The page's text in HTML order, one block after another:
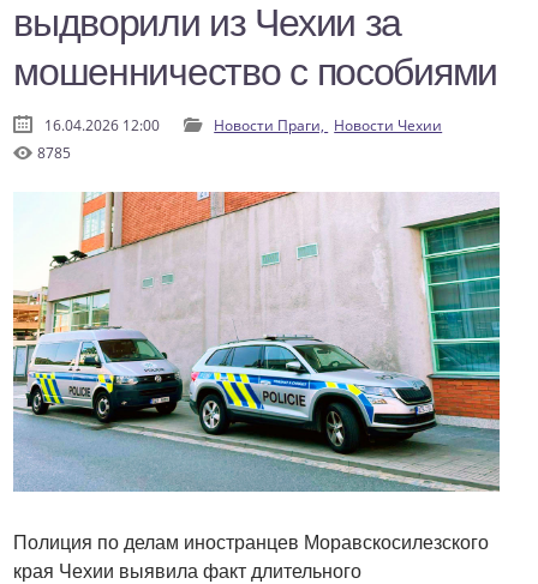
выдворили из Чехии за
мошенничество с пособиями
16.04.2026 12:00 Новости Праги, Новости Чехии
8785
Полиция по делам иностранцев Моравскосилезского
края Чехии выявила факт длительного